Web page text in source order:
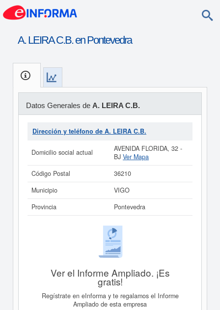
A. LEIRA C.B. en Pontevedra
Datos Generales de A. LEIRA C.B.
Dirección y teléfono de A. LEIRA C.B.
Domicilio social actual
AVENIDA FLORIDA, 32 -
BJ Ver Mapa
Código Postal
36210
Municipio
VIGO
Provincia
Pontevedra
Ver el Informe Ampliado. ¡Es
gratis!
Regístrate en eInforma y te regalamos el Informe
Ampliado de esta empresa